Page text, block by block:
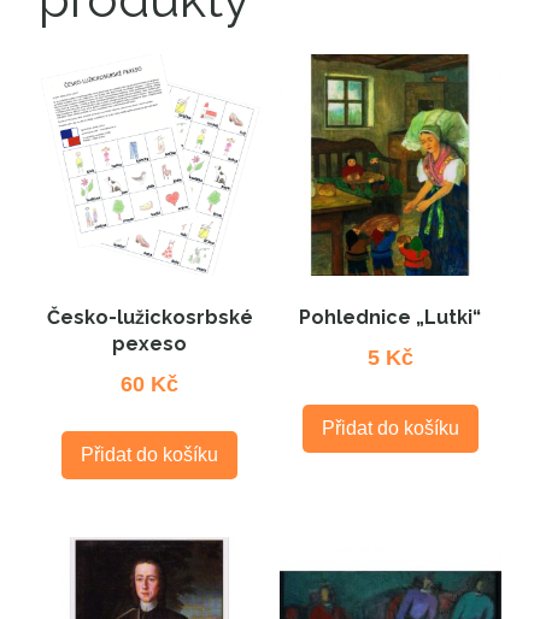
Česko-lužickosrbské
pexeso
60 Kč
Přidat do košíku
Pohlednice „Lutki“
5 Kč
Přidat do košíku